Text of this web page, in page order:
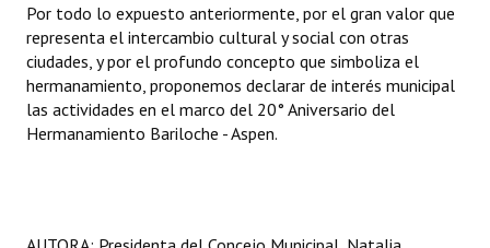
Por todo lo expuesto anteriormente, por el gran valor que
representa el intercambio cultural y social con otras
ciudades, y por el profundo concepto que simboliza el
hermanamiento, proponemos declarar de interés municipal
las actividades en el marco del 20° Aniversario del
Hermanamiento Bariloche - Aspen.